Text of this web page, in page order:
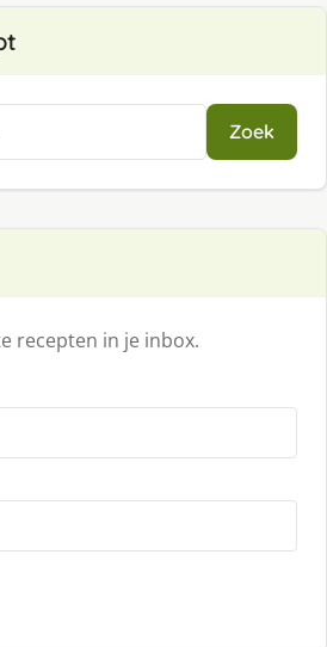
Zoek
recepten in je inbox.